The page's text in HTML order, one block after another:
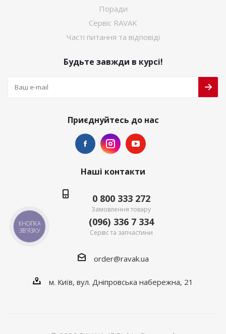
Поради
Сервіс RAVAK
Часті питання та відповіді
Будьте завжди в курсі!
Приєднуйтесь до нас
Наші контакти
0 800 333 272
Замовлення товару
(096) 336 7 334
Сервіс та запчастини
order@ravak.ua
м. Київ, вул. Дніпровська набережна, 21
КНОПКА
ЗВ'ЯЗКУ